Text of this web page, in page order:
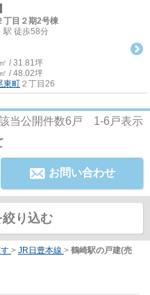
丁目２期2号棟
駅 徒歩58分
/ 31.81坪
/ 48.02坪
東町 ２丁目26
当公開件数6 戸 1-6 戸表示
お問い合わせ
絞り込む
> JR日豊本線 > 鶴崎駅の戸建(売